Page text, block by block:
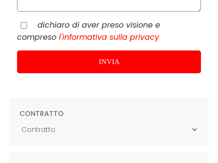
dichiaro di aver preso visione e
compreso l'informativa sulla privacy
CONTRATTO